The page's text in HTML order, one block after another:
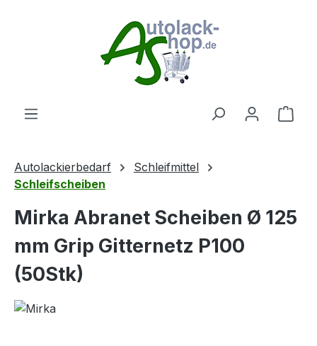
Autolackierbedarf
Schleifmittel
Schleifscheiben
Mirka Abranet Scheiben Ø 125
mm Grip Gitternetz P100
(50Stk)